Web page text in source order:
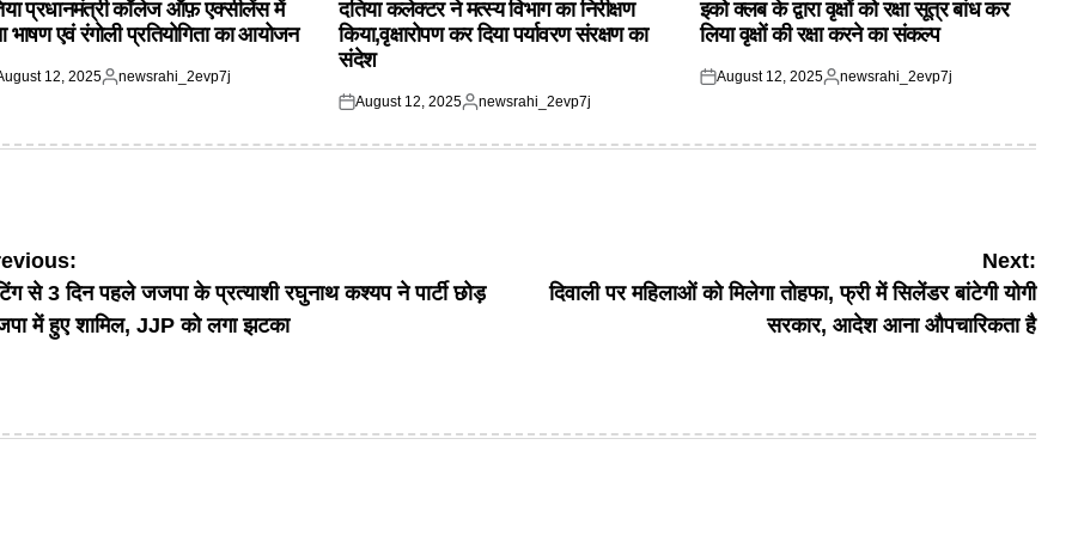
प्रधानमंत्री कॉलेज ऑफ़ एक्सीलेंस में
एवं रंगोली प्रतियोगिता का आयोजन
12, 2025
Posted
newsrahi_2evp7j
दतिया कलेक्टर ने मत्स्य विभाग का निरीक्षण
किया,वृक्षारोपण कर दिया पर्यावरण संरक्षण का
संदेश
Posted
August 12, 2025
Posted
newsrahi_2evp7j
इको क्लब के द्वारा वृक्षों को रक्षा सूत्र बांध कर
लिया वृक्षों की रक्षा करने का संकल्प
Posted
August 12, 2025
Posted
newsrahi_2evp7j
से 3 दिन पहले जजपा के प्रत्याशी रघुनाथ कश्यप ने पार्टी छोड़
में हुए शामिल, JJP को लगा झटका
Next:
दिवाली पर महिलाओं को मिलेगा तोहफा, फ्री में सिलेंडर बांटेगी योगी
सरकार, आदेश आना औपचारिकता है